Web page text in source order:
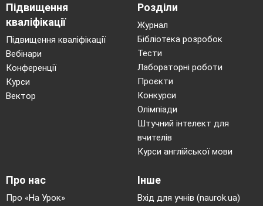
Підвищення
кваліфікації
Підвищення кваліфікації
Вебінари
Конференції
Курси
Вектор
Розділи
Журнал
Бібліотека розробок
Тести
Лабораторні роботи
Проєкти
Конкурси
Олімпіади
Штучний інтелект для
вчителів
Курси англійської мови
Про нас
Про «На Урок»
Інше
Вхід для учнів (naurok.ua)